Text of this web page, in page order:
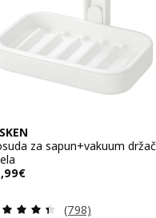
Ukupno recenzija:
za sapun+vakuum
,99€ 2,99€
Revizija: 4.4
(798)